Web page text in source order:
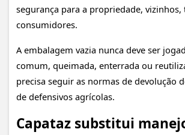
segurança para a propriedade,
consumidores.
A embalagem vazia nunca deve ser
comum, queimada, enterrada ou
precisa seguir as normas de devolução
de defensivos agrícolas.
Capataz substitui